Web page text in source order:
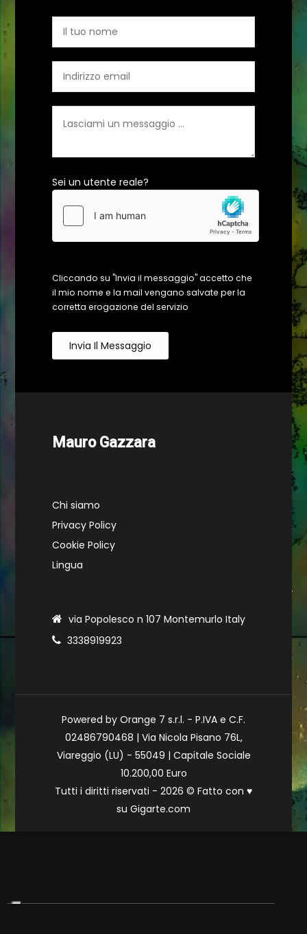
Sei un utente reale?
Cliccando su "Invia il messaggio" accetto che
il mio nome e la mail vengano salvate per la
corretta erogazione del servizio
Invia Il Messaggio
Mauro Gazzara
Chi siamo
Privacy Policy
Cookie Policy
Lingua
via Popolesco n 107 Montemurlo Italy
3338919923
Powered by Orange 7 s.r.l. - P.IVA e C.F.
02486790468 | Via Nicola Pisano 76L,
Viareggio (LU) - 55049 | Capitale Sociale
10.200,00 Euro
Tutti i diritti riservati - 2026 © Fatto con ♥
su Gigarte.com